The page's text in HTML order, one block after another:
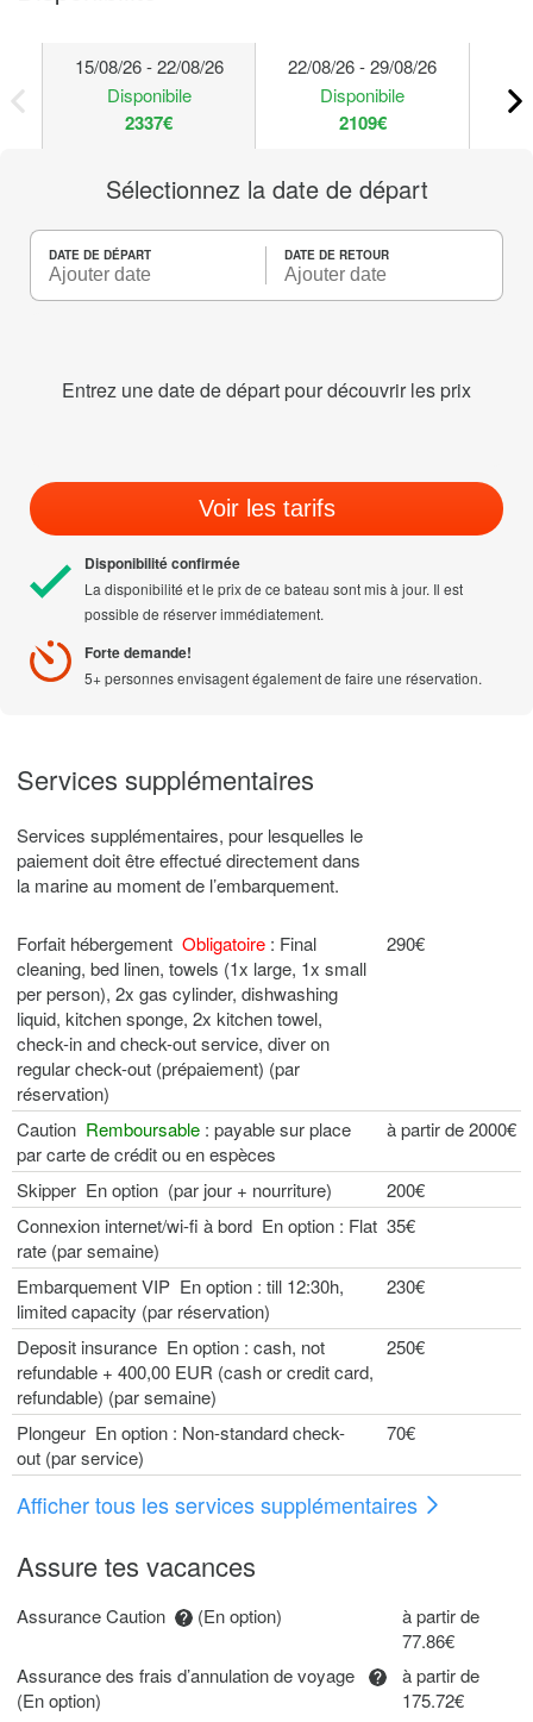
15/08/26 - 22/08/26
Disponibile
2337€
22/08/26 - 29/08/26
Disponibile
2109€
Sélectionnez la date de départ
DATE DE DÉPART DATE DE RETOUR
Entrez une date de départ pour découvrir les prix
Voir les tarifs
Disponibilité confirmée
La disponibilité et le prix de ce bateau sont mis à jour. Il est
possible de réserver immédiatement.
Forte demande!
5+ personnes envisagent également de faire une réservation.
Services supplémentaires
Services supplémentaires, pour lesquelles le
paiement doit être effectué directement dans
la marine au moment de l’embarquement.
Forfait hébergement Obligatoire : Final
cleaning, bed linen, towels (1x large, 1x small
per person), 2x gas cylinder, dishwashing
liquid, kitchen sponge, 2x kitchen towel,
check-in and check-out service, diver on
regular check-out (prépaiement) (par
réservation)
290€
Caution Remboursable : payable sur place
par carte de crédit ou en espèces
à partir de 2000€
Skipper En option (par jour + nourriture)
200€
Connexion internet/wi-fi à bord En option : Flat
rate (par semaine)
35€
Embarquement VIP En option : till 12:30h,
limited capacity (par réservation)
230€
Deposit insurance En option : cash, not
refundable + 400,00 EUR (cash or credit card,
refundable) (par semaine)
250€
Plongeur En option : Non-standard check-
out (par service)
70€
Afficher tous les services supplémentaires
Assure tes vacances
Assurance Caution (En option)
à partir de
77.86€
Assurance des frais d’annulation de voyage
(En option)
à partir de
175.72€